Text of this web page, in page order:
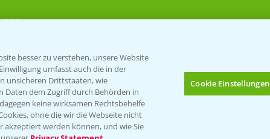
Bis zu 4 Produkte vergleichen:
Folgen Sie uns
besser zu verstehen, unsere Website
umfasst auch die in der
unsicheren Drittstaaten, wie
Daten dem Zugriff durch Behörden in
keine wirksamen Rechtsbehelfe
ohne die wir die Webseite nicht
werden können, und wie Sie
Cookie Einstellungen